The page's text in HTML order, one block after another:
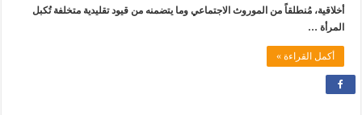
أخلاقية، مُنطلقاً من الموروث الاجتماعي وما يتضمنه من قيود تقليدية متخلفة تُكبل
المرأة …
أكمل القراءة »